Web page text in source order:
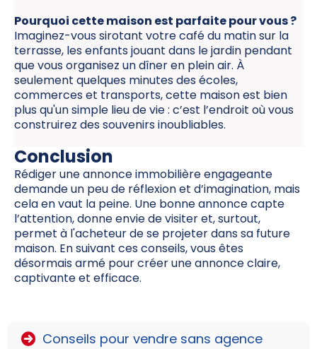
Pourquoi cette maison est parfaite pour vous ?
Imaginez-vous sirotant votre café du matin sur la
terrasse, les enfants jouant dans le jardin pendant
que vous organisez un dîner en plein air. À
seulement quelques minutes des écoles,
commerces et transports, cette maison est bien
plus qu'un simple lieu de vie : c’est l’endroit où vous
construirez des souvenirs inoubliables.
Conclusion
Rédiger une annonce immobilière engageante
demande un peu de réflexion et d’imagination, mais
cela en vaut la peine. Une bonne annonce capte
l’attention, donne envie de visiter et, surtout,
permet à l'acheteur de se projeter dans sa future
maison. En suivant ces conseils, vous êtes
désormais armé pour créer une annonce claire,
captivante et efficace.
Conseils pour vendre sans agence